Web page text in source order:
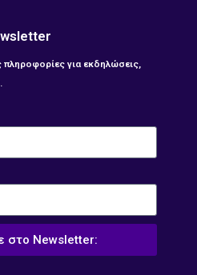
πληροφορίες για εκδηλώσεις,
στο Newsletter: